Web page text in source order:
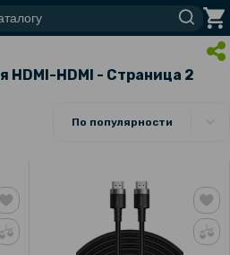
HDMI-HDMI - Страница 2
По популярности